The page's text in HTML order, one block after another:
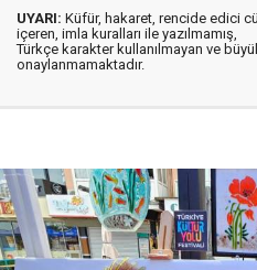
UYARI: Küfür, hakaret, rencide edici
içeren, imla kuralları ile yazılmamış,
Türkçe karakter kullanılmayan ve
onaylanmamaktadır.